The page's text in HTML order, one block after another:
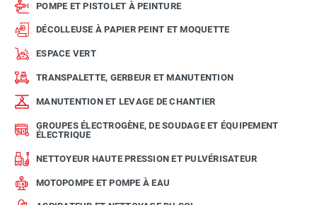
POMPE ET PISTOLET À PEINTURE
DÉCOLLEUSE À PAPIER PEINT ET MOQUETTE
ESPACE VERT
TRANSPALETTE, GERBEUR ET MANUTENTION
MANUTENTION ET LEVAGE DE CHANTIER
GROUPES ÉLECTROGÈNE, DE SOUDAGE ET ÉQUIPEMENT
ÉLECTRIQUE
NETTOYEUR HAUTE PRESSION ET PULVÉRISATEUR
MOTOPOMPE ET POMPE À EAU